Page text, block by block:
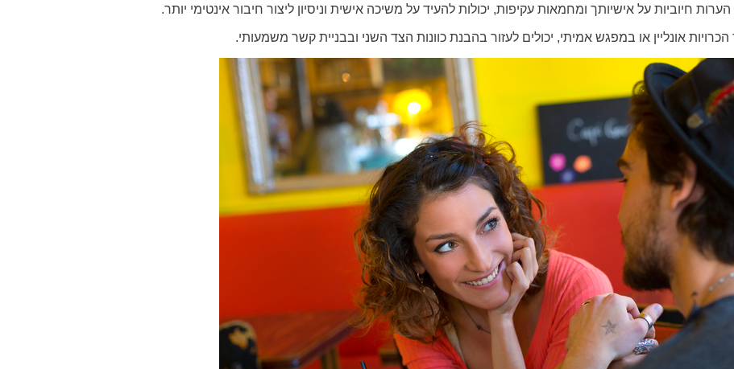
חיוביות על אישיותך ומחמאות עקיפות, יכולות להעיד על משיכה אישית וניסיון ליצור חיבור אינטימי יותר.
אונליין או במפגש אמיתי, יכולים לעזור בהבנת כוונות הצד השני ובבניית קשר משמעותי.